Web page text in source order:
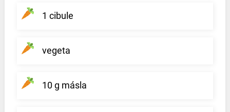
1 cibule
vegeta
10 g másla